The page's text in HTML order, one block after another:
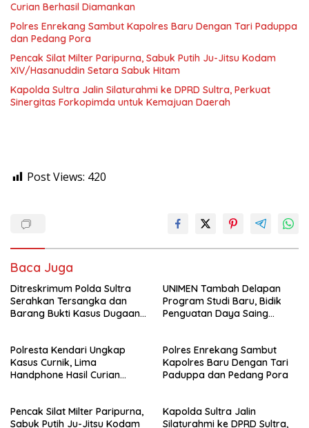
Curian Berhasil Diamankan
Polres Enrekang Sambut Kapolres Baru Dengan Tari Paduppa
dan Pedang Pora
Pencak Silat Milter Paripurna, Sabuk Putih Ju-Jitsu Kodam
XIV/Hasanuddin Setara Sabuk Hitam
Kapolda Sultra Jalin Silaturahmi ke DPRD Sultra, Perkuat
Sinergitas Forkopimda untuk Kemajuan Daerah
Post Views: 420
Baca Juga
Ditreskrimum Polda Sultra
Serahkan Tersangka dan
Barang Bukti Kasus Dugaan
Kejaksaan
UNIMEN Tambah Delapan
Program Studi Baru, Bidik
Penguatan Daya Saing
Polresta Kendari Ungkap
Kasus Curnik, Lima
Handphone Hasil Curian
Polres Enrekang Sambut
Kapolres Baru Dengan Tari
Paduppa dan Pedang Pora
Pencak Silat Milter Paripurna,
Sabuk Putih Ju-Jitsu Kodam
Kapolda Sultra Jalin
Silaturahmi ke DPRD Sultra,